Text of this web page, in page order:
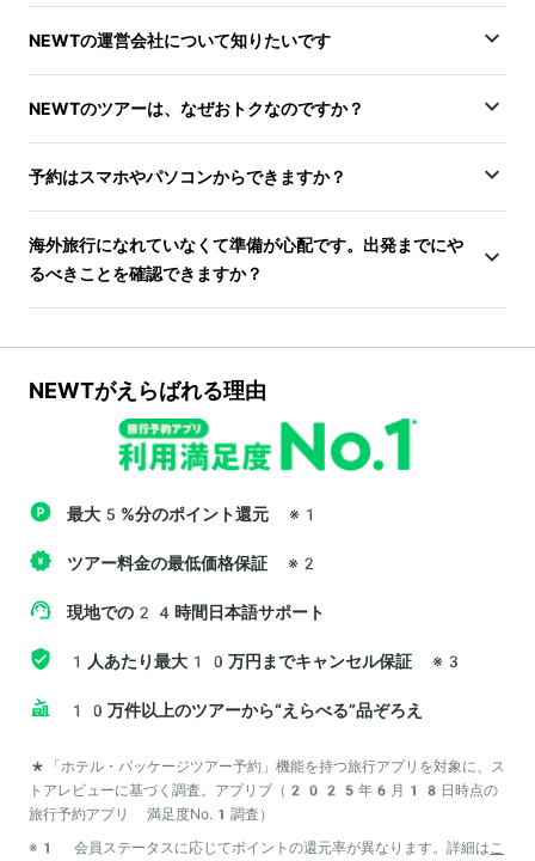
NEWTの運営会社について知りたいです
NEWTのツアーは、なぜおトクなのですか？
予約はスマホやパソコンからできますか？
海外旅行になれていなくて準備が心配です。出発までにや
るべきことを確認できますか？
NEWTがえらばれる理由
最大5%分のポイント還元 ※1
ツアー料金の最低価格保証 ※2
現地での24時間日本語サポート
1人あたり最大10万円までキャンセル保証 ※3
10万件以上のツアーから“えらべる”品ぞろえ
*「ホテル・パッケージツアー予約」機能を持つ旅行アプリを対象に、ス
トアレビューに基づく調査。アプリブ（2025年6月18日時点の
旅行予約アプリ 満足度No.1調査）
※1 会員ステータスに応じてポイントの還元率が異なります。詳細は こ